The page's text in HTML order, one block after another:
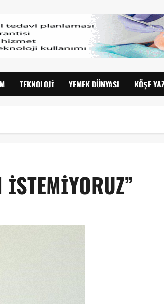
TEKNOLOJI YEMEK DÜNYASI KÖŞE